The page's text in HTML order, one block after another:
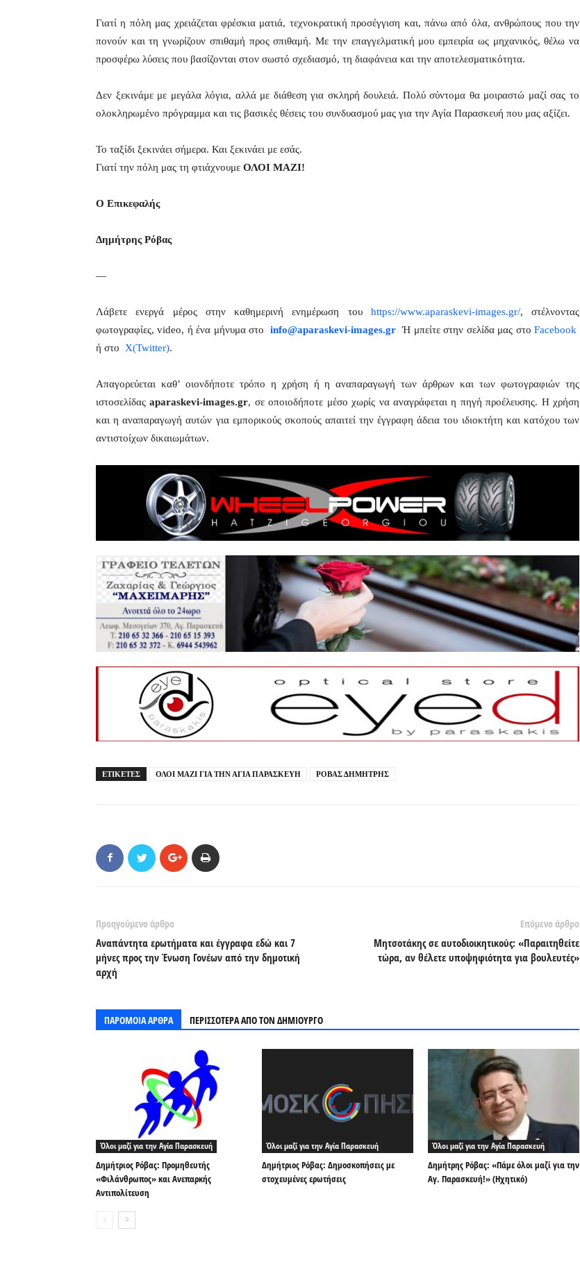
Γιατί η πόλη μας χρειάζεται φρέσκια ματιά, τεχνοκρατική προσέγγιση και, πάνω από όλα, ανθρώπους που την
πονούν και τη γνωρίζουν σπιθαμή προς σπιθαμή. Με την επαγγελματική μου εμπειρία ως μηχανικός, θέλω να
προσφέρω λύσεις που βασίζονται στον σωστό σχεδιασμό, τη διαφάνεια και την αποτελεσματικότητα.
Δεν ξεκινάμε με μεγάλα λόγια, αλλά με διάθεση για σκληρή δουλειά. Πολύ σύντομα θα μοιραστώ μαζί σας το
ολοκληρωμένο πρόγραμμα και τις βασικές θέσεις του συνδυασμού μας για την Αγία Παρασκευή που μας αξίζει.
Το ταξίδι ξεκινάει σήμερα. Και ξεκινάει με εσάς.
Γιατί την πόλη μας τη φτιάχνουμε ΟΛΟΙ ΜΑΖΙ!
Ο Επικεφαλής
Δημήτρης Ρόβας
—
Λάβετε ενεργά μέρος στην καθημερινή ενημέρωση του https://www.aparaskevi-images.gr/, στέλνοντας
φωτογραφίες, video, ή ένα μήνυμα στοinfo@aparaskevi-images.gr Ή μπείτε στην σελίδα μας στοFacebook
ή στο X(Twitter).
Απαγορεύεται καθ’ οιονδήποτε τρόπο η χρήση ή η αναπαραγωγή των άρθρων και των φωτογραφιών της
ιστοσελίδαςaparaskevi-images.gr, σε οποιοδήποτε μέσο χωρίς να αναγράφεται η πηγή προέλευσης. Η χρήση
και η αναπαραγωγή αυτών για εμπορικούς σκοπούς απαιτεί την έγγραφη άδεια του ιδιοκτήτη και κατόχου των
αντιστοίχων δικαιωμάτων.
ΕΤΙΚΕΤΕΣ ΟΛΟΙ ΜΑΖΙ ΓΙΑ ΤΗΝ ΑΓΙΑ ΠΑΡΑΣΚΕΥΗ ΡΟΒΑΣ ΔΗΜΗΤΡΗΣ
Προηγούμενο άρθρο
Αναπάντητα ερωτήματα και έγγραφα εδώ και 7
μήνες προς την Ένωση Γονέων από την δημοτική
αρχή
Επόμενο άρθρο
Μητσοτάκης σε αυτοδιοικητικούς: «Παραιτηθείτε
τώρα, αν θέλετε υποψηφιότητα για βουλευτές»
ΠΑΡΟΜΟΙΑ ΑΡΘΡΑ ΠΕΡΙΣΣΟΤΕΡΑ ΑΠΟ ΤΟΝ ΔΗΜΙΟΥΡΓΟ
Όλοι μαζί για την Αγία Παρασκευή
Δημήτριος Ρόβας: Προμηθευτής
«Φιλάνθρωπος» και Ανεπαρκής
Αντιπολίτευση
Όλοι μαζί για την Αγία Παρασκευή
Δημήτριος Ρόβας: Δημοσκοπήσεις με
στοχευμένες ερωτήσεις
Όλοι μαζί για την Αγία Παρασκευή
Δημήτρης Ρόβας: «Πάμε όλοι μαζί για την
Αγ. Παρασκευή!» (Ηχητικό)